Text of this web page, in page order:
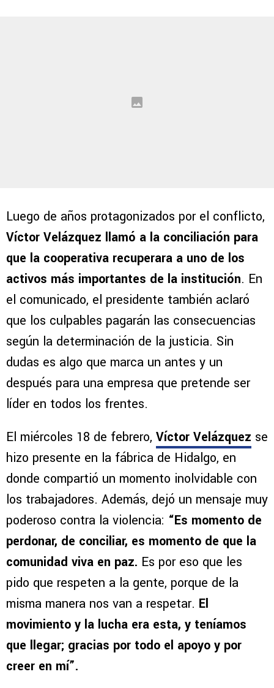
Luego de años protagonizados por el conflicto,
Víctor Velázquez llamó a la conciliación para
que la cooperativa recuperara a uno de los
activos más importantes de la institución. En
el comunicado, el presidente también aclaró
que los culpables pagarán las consecuencias
según la determinación de la justicia. Sin
dudas es algo que marca un antes y un
después para una empresa que pretende ser
líder en todos los frentes.
El miércoles 18 de febrero, Víctor Velázquez se
hizo presente en la fábrica de Hidalgo, en
donde compartió un momento inolvidable con
los trabajadores. Además, dejó un mensaje muy
poderoso contra la violencia: “Es momento de
perdonar, de conciliar, es momento de que la
comunidad viva en paz. Es por eso que les
pido que respeten a la gente, porque de la
misma manera nos van a respetar. El
movimiento y la lucha era esta, y teníamos
que llegar; gracias por todo el apoyo y por
creer en mí”.